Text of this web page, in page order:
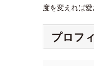
度を変えれば
プロフ